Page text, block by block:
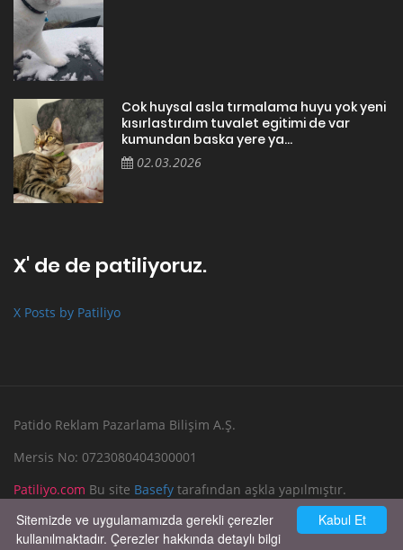
Cok huysal asla tırmalama huyu yok yeni
kısırlastırdım tuvalet egitimi de var
kumundan baska yere ya...
02.03.2026
X' de de patiliyoruz.
X Posts by Patiliyo
Patido Reklam Pazarlama Bilişim A.Ş.
Mersis No: 0723080404300001
Patiliyo.com Bu site Basefy tarafından aşkla yapılmıştır.
Reklam Verin
Bize Yazın
Kabul Et
Sitemizde ve uygulamamızda gerekli çerezler
kullanılmaktadır. Çerezler hakkında detaylı bilgi